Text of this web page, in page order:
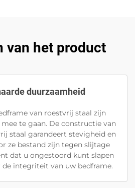
van het product
duurzaamheid
van roestvrij staal zijn
te gaan. De constructie van
staal garandeert stevigheid en
ze bestand zijn tegen slijtage
dat u ongestoord kunt slapen
de integriteit van uw bedframe.